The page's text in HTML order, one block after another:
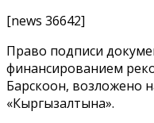
[news 36642]
Право подписи
финансированием
Барскоон, возложено
«Кыргызалтына».